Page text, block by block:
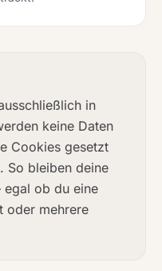
in
keine Daten
Cookies gesetzt
So bleiben deine
egal ob du eine
oder mehrere